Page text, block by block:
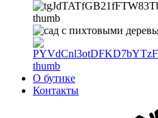
О бутике
Контакты